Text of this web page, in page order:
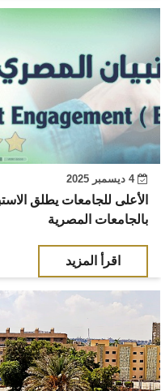
4 ديسمبر 2025
الأعلى للجامعات يطلق
بالجامعات المصرية
اقرأ المزيد